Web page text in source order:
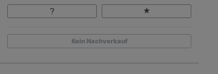
Kein Nachverkauf